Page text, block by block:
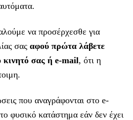
να προσέρχεσθε για
σας αφού πρώτα λάβετε
κινητό σας ή e-mail, ότι η
που αναγράφονται στο e-
φυσικό κατάστημα εάν δεν έχει